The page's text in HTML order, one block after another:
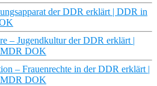
der DDR erklärt | DDR in
– Jugendkultur der DDR erklärt |
DOK
– Frauenrechte in der DDR erklärt |
DOK